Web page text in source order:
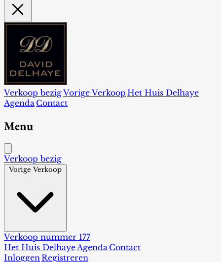
Verkoop bezigVorige Verkoop Het Huis Delhaye
Agenda Contact
Menu
Verkoop bezig
Vorige Verkoop
Verkoop nummer 177
Het Huis DelhayeAgenda Contact
InloggenRegistreren